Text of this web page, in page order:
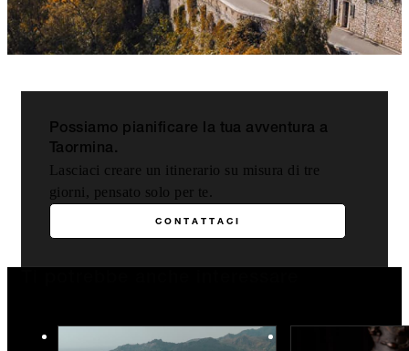
Possiamo pianificare la tua avventura a
Taormina.
Lasciaci creare un itinerario su misura di tre
giorni, pensato solo per te.
CONTATTACI